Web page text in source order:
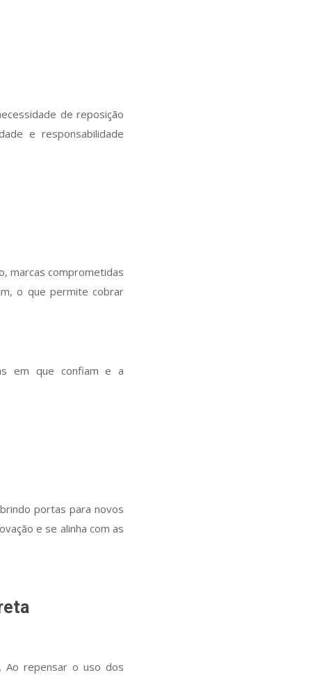
de reposição
e responsabilidade
marcas comprometidas
o que permite cobrar
em que confiam e a
portas para novos
e se alinha com as
Ao repensar o uso dos